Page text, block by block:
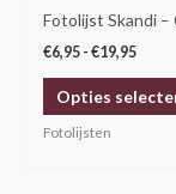
Fotolijst Skandi –
€6,95 - €19,95
Opties
Fotolijsten